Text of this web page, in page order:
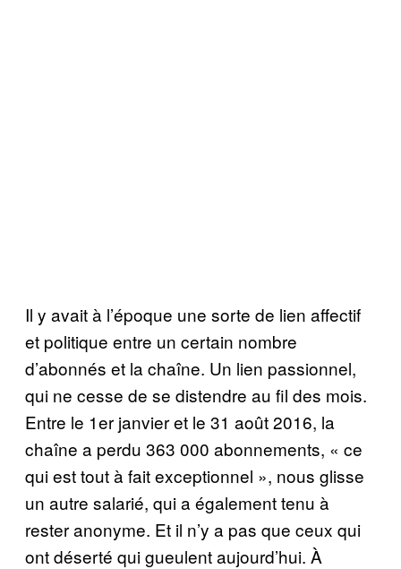
Il y avait à l’époque une sorte de lien affectif
et politique entre un certain nombre
d’abonnés et la chaîne. Un lien passionnel,
qui ne cesse de se distendre au fil des mois.
Entre le 1er janvier et le 31 août 2016, la
chaîne a perdu 363 000 abonnements, « ce
qui est tout à fait exceptionnel », nous glisse
un autre salarié, qui a également tenu à
rester anonyme. Et il n’y a pas que ceux qui
ont déserté qui gueulent aujourd’hui. À